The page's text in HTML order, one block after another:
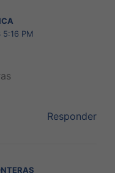
5:16 PM
Responder